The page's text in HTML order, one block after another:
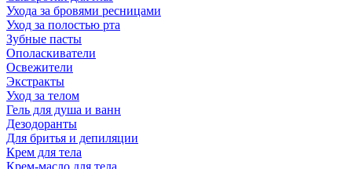
Ухода за бровями ресницами
Уход за полостью рта
Зубные пасты
Ополаскиватели
Освежители
Экстракты
Уход за телом
Гель для душа и ванн
Дезодоранты
Для бритья и депиляции
Крем для тела
Крем-масло для тела